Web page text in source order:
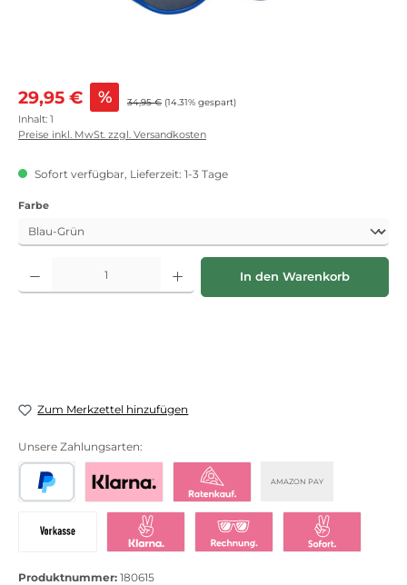
Verkaufspreis:
29,95 € % Regulärer Preis:
34,95 € (14.31% gespart)
Inhalt: 1
Preise inkl. MwSt. zzgl. Versandkosten
Sofort verfügbar, Lieferzeit: 1-3 Tage
Farbeauswählen
Produkt Anzahl: Gib den gewünschten Wert ein oder benutze die
In den Warenkorb
Zum Merkzettel hinzufügen
Unsere Zahlungsarten:
AMAZON PAY
Produktnummer: 180615